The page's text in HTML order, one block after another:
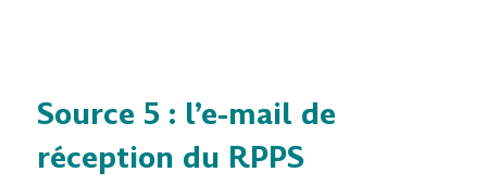
Source 5 : l’e-mail de
réception du RPPS